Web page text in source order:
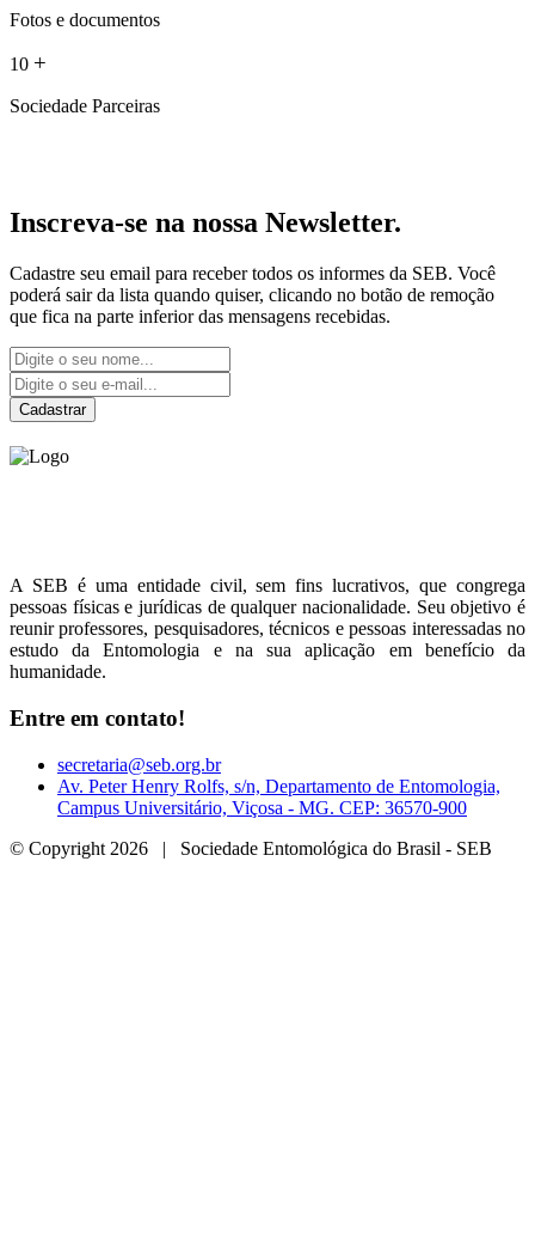
Fotos e documentos
10 +
Sociedade Parceiras
Inscreva-se na nossa Newsletter.
Cadastre seu email para receber todos os informes da SEB. Você
poderá sair da lista quando quiser, clicando no botão de remoção
que fica na parte inferior das mensagens recebidas.
Cadastrar
A SEB é uma entidade civil, sem fins lucrativos, que congrega
pessoas físicas e jurídicas de qualquer nacionalidade. Seu objetivo é
reunir professores, pesquisadores, técnicos e pessoas interessadas no
estudo da Entomologia e na sua aplicação em benefício da
humanidade.
Entre em contato!
secretaria@seb.org.br
Av. Peter Henry Rolfs, s/n, Departamento de Entomologia,
Campus Universitário, Viçosa - MG. CEP: 36570-900
© Copyright 2026 | Sociedade Entomológica do Brasil - SEB